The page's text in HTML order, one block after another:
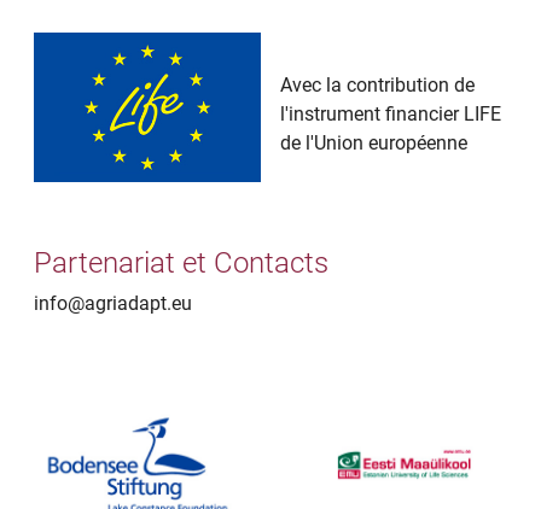
Avec la contribution de
l'instrument financier LIFE
de l'Union européenne
Partenariat et Contacts
info@agriadapt.eu